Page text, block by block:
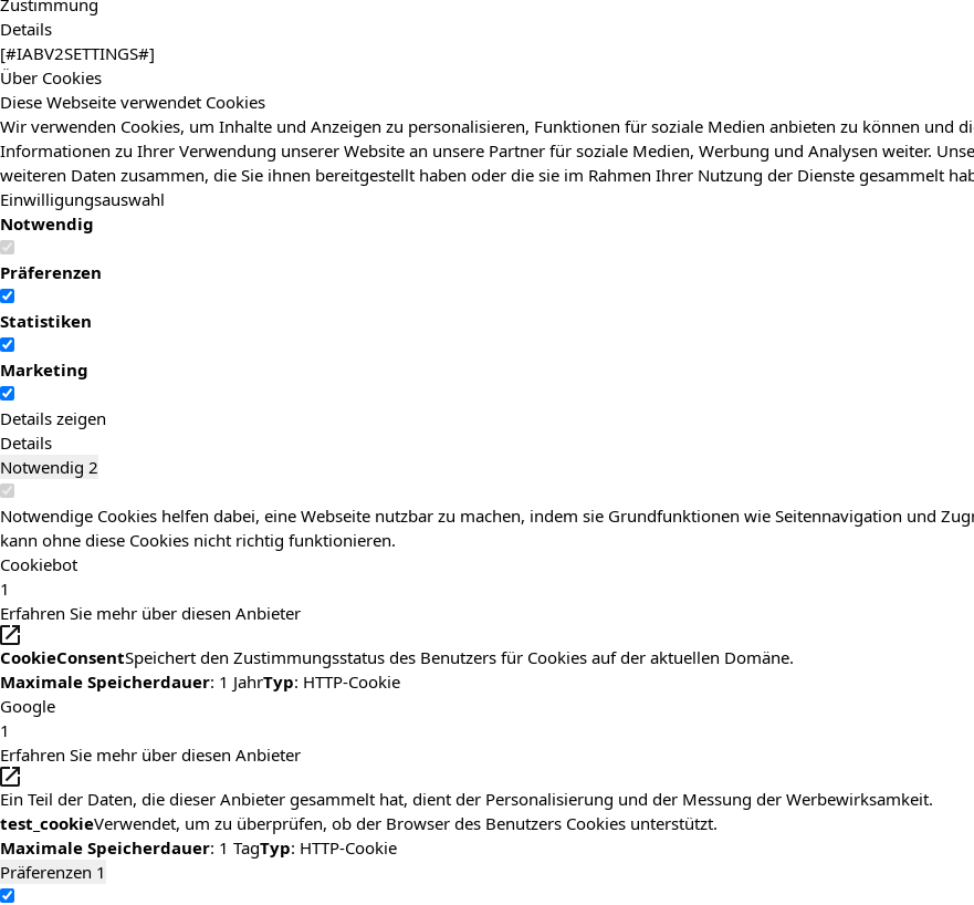
Zustimmung
Details
[#IABV2SETTINGS#]
Über Cookies
Diese Webseite verwendet Cookies
Wir verwenden Cookies, um Inhalte und Anzeigen zu personalisieren, Funktionen für soziale Medien anbieten zu können und
Informationen zu Ihrer Verwendung unserer Website an unsere Partner für soziale Medien, Werbung und Analysen weiter.
weiteren Daten zusammen, die Sie ihnen bereitgestellt haben oder die sie im Rahmen Ihrer Nutzung der Dienste gesammelt
Einwilligungsauswahl
Notwendig
Präferenzen
Statistiken
Marketing
Details zeigen
Details
Notwendig 2
Notwendige Cookies helfen dabei, eine Webseite nutzbar zu machen, indem sie Grundfunktionen wie Seitennavigation und
kann ohne diese Cookies nicht richtig funktionieren.
Cookiebot
1
Erfahren Sie mehr über diesen Anbieter
CookieConsentSpeichert den Zustimmungsstatus des Benutzers für Cookies auf der aktuellen Domäne.
Maximale Speicherdauer: 1 JahrTyp: HTTP-Cookie
Google
1
Erfahren Sie mehr über diesen Anbieter
Ein Teil der Daten, die dieser Anbieter gesammelt hat, dient der Personalisierung und der Messung der Werbewirksamkeit.
test_cookieVerwendet, um zu überprüfen, ob der Browser des Benutzers Cookies unterstützt.
Maximale Speicherdauer: 1 TagTyp: HTTP-Cookie
Präferenzen 1